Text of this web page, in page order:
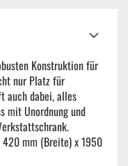
Konstruktion für
nur Platz für
auch dabei, alles
mit Unordnung und
420 mm (Breite) x 1950